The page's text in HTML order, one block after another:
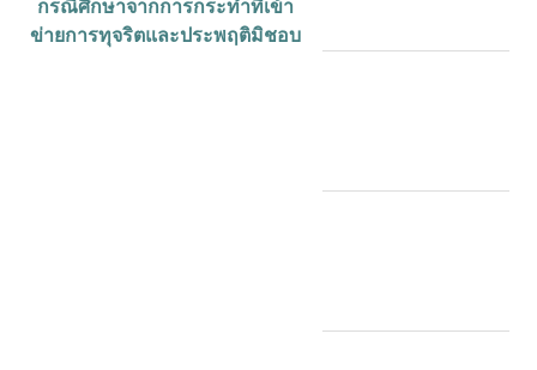
กรณีศึกษาจากการกระทำที่เข้า
ข่ายการทุจริตและประพฤติมิชอบ